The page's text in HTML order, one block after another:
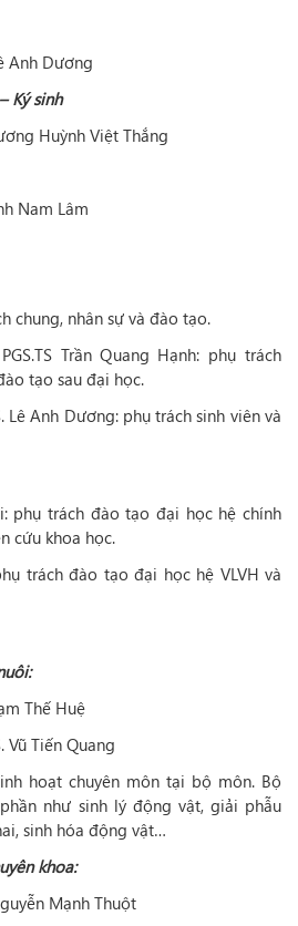
Anh Dương
Ký sinh
Huỳnh Việt Thắng
Nam Lâm
chung, nhân sự và đào tạo.
Trần Quang Hạnh: phụ trách
tạo sau đại học.
Anh Dương: phụ trách sinh viên và
phụ trách đào tạo đại học hệ chính
cứu khoa học.
trách đào tạo đại học hệ VLVH và
Thế Huệ
Tiến Quang
hoạt chuyên môn tại bộ môn. Bộ
như sinh lý động vật, giải phẫu
sinh hóa động vật…
khoa:
Mạnh Thuột